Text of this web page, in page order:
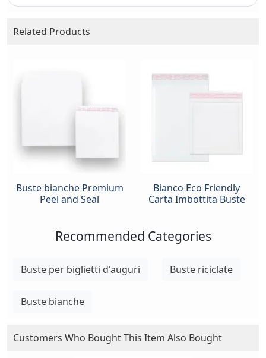
Related Products
Buste bianche Premium
Peel and Seal
Bianco Eco Friendly
Carta Imbottita Buste
Recommended Categories
Buste per biglietti d'auguri Buste riciclate
Buste bianche
Customers Who Bought This Item Also Bought